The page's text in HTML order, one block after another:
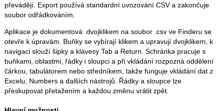
převádějí. Export používá standardní uvozování CSV a zakončuje
soubor odřádkováním.
Aplikace je dokumentová: dvojklikem na soubor .csv ve Finderu se
otevře k úpravám. Buňky se vybírají klikem a upravují dvojklikem, k
navigaci slouží šipky a klávesy Tab a Return. Schránka pracuje s
buňkami, oblastmi, řádky i sloupci a při vkládání rozpozná oddělení
čárkou, tabulátorem nebo středníkem, takže funguje vkládání dat z
Excelu, Numbers a dalších nástrojů. Řádky a sloupce lze
přeskupovat přetažením a každou změnu vrátit zpět.